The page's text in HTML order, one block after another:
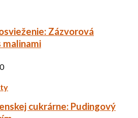
Zázvorová
malinami
cukrárne: Pudingový